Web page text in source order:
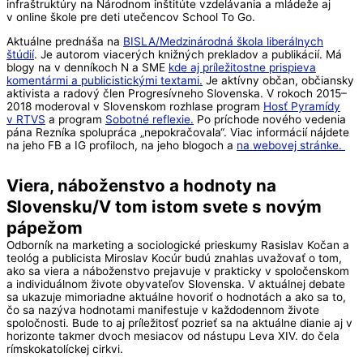
infraštruktúry na Národnom inštitúte vzdelávania a mládeže aj
v online škole pre deti utečencov School To Go.
Aktuálne prednáša na BISLA/Medzinárodná škola liberálnych
štúdií. Je autorom viacerých knižných prekladov a publikácií. Má
blogy na v denníkoch N a SME kde aj príležitostne prispieva
komentármi a publicistickými textami. Je aktívny občan, občiansky
aktivista a radový člen Progresívneho Slovenska. V rokoch 2015–
2018 moderoval v Slovenskom rozhlase program Hosť Pyramídy
v RTVS a program Sobotné reflexie. Po príchode nového vedenia
pána Rezníka spolupráca „nepokračovala“. Viac informácií nájdete
na jeho FB a IG profiloch, na jeho blogoch a na webovej stránke.
Viera, náboženstvo a hodnoty na
Slovensku/V tom istom svete s novým
pápežom
Odborník na marketing a sociologické prieskumy Rasislav Kočan a
teológ a publicista Miroslav Kocúr budú znahlas uvažovať o tom,
ako sa viera a náboženstvo prejavuje v prakticky v spoločenskom
a individuálnom živote obyvateľov Slovenska. V aktuálnej debate
sa ukazuje mimoriadne aktuálne hovoriť o hodnotách a ako sa to,
čo sa nazýva hodnotami manifestuje v každodennom živote
spoločnosti. Bude to aj príležitosť pozrieť sa na aktuálne dianie aj v
horizonte takmer dvoch mesiacov od nástupu Leva XIV. do čela
rímskokatolíckej cirkvi.